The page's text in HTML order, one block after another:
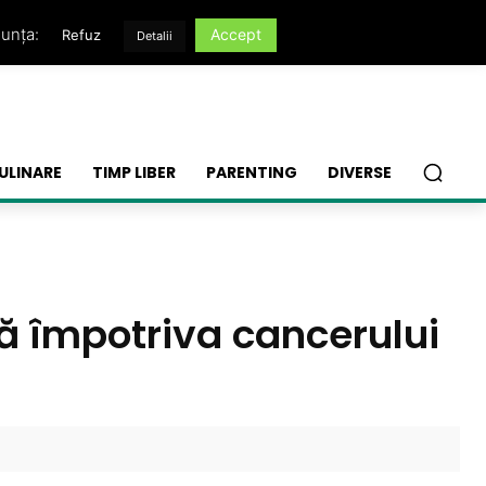
TIMP LIBER PARENTING DIVERSE
împotriva cancerului
Refuz Detalii Accept